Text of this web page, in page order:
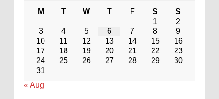
M T W T F S
S
1
2
3
4 5 6 7 8
9
10
11 12 13 14 15
16
17
18 19 20 21 22
23
24
25 26 27 28 29
30
31
« Aug